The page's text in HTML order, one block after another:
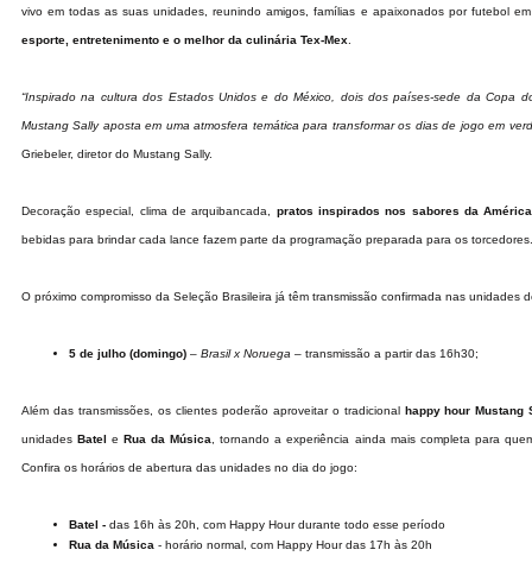
vivo em todas as suas unidades, reunindo amigos, famílias e apaixonados por futebol
esporte, entretenimento e o melhor da culinária Tex-Mex.
“Inspirado na cultura dos Estados Unidos e do México, dois dos países-sede da Copa
Mustang Sally aposta em uma atmosfera temática para transformar os dias de jogo em
Griebeler, diretor do Mustang Sally.
Decoração especial, clima de arquibancada, pratos inspirados nos sabores da
bebidas para brindar cada lance fazem parte da programação preparada para os torcedores.
O próximo compromisso da Seleção Brasileira já têm transmissão confirmada nas unidades
5 de julho (domingo) – Brasil x Noruega – transmissão a partir das 16h30;
Além das transmissões, os clientes poderão aproveitar o tradicional happy hour
unidades Batele Rua da Música, tornando a experiência ainda mais completa para
Confira os horários de abertura das unidades no dia do jogo:
Batel - das 16h às 20h, com Happy Hour durante todo esse período
Rua da Música - horário normal, com Happy Hour das 17h às 20h